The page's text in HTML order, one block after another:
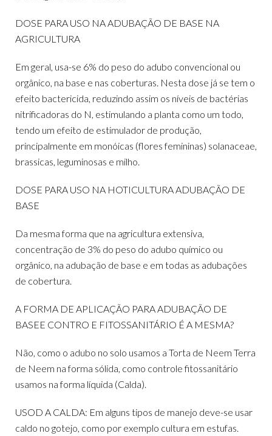
DOSE PARA USO NA ADUBAÇÃO DE BASE NA
AGRICULTURA
Em geral, usa-se 6% do peso do adubo convencional ou
orgânico, na base e nas coberturas. Nesta dose já se tem o
efeito bactericida, reduzindo assim os níveis de bactérias
nitrificadoras do N, estimulando a planta como um todo,
tendo um efeito de estimulador de produção,
principalmente em monóicas (flores femininas) solanaceae,
brassicas, leguminosas e milho.
DOSE PARA USO NA HOTICULTURA ADUBAÇÃO DE
BASE
Da mesma forma que na agricultura extensiva,
concentração de 3% do peso do adubo químico ou
orgânico, na adubação de base e em todas as adubações
de cobertura.
A FORMA DE APLICAÇÃO PARA ADUBAÇÃO DE
BASEE CONTRO E FITOSSANITÁRIO É A MESMA?
Não, como o adubo no solo usamos a Torta de Neem Terra
de Neem na forma sólida, como controle fitossanitário
usamos na forma líquida (Calda).
USOD A CALDA: Em alguns tipos de manejo deve-se usar
caldo no gotejo, como por exemplo cultura em estufas.